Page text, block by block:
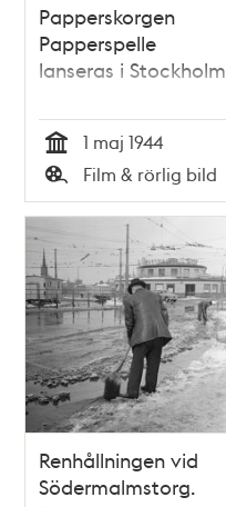
Papperskorgen
Papperspelle
lanseras i Stockholm
Tid
1 maj 1944
Typ
Film & rörlig bild
Renhållningen vid
Södermalmstorg.